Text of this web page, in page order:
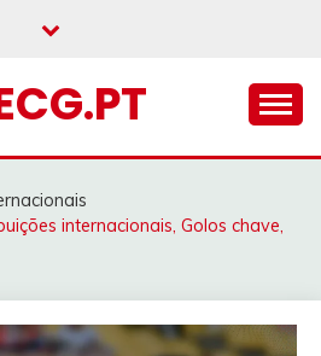
internacionais, Golos chave,